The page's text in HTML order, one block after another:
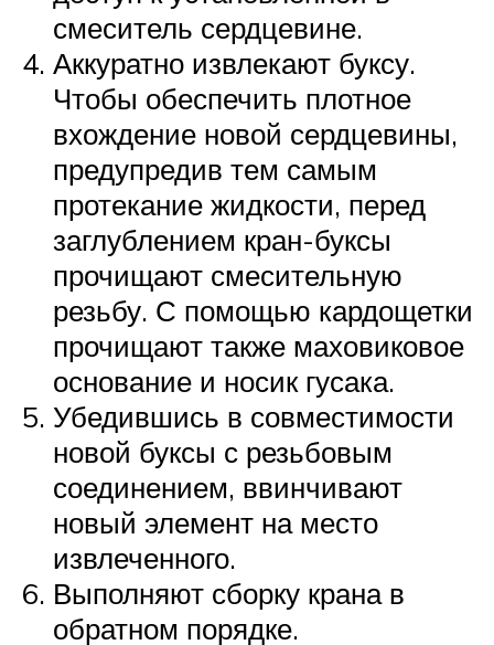
смеситель сердцевине.
Аккуратно извлекают буксу.
Чтобы обеспечить плотное
вхождение новой сердцевины,
предупредив тем самым
протекание жидкости, перед
заглублением кран-буксы
прочищают смесительную
резьбу. С помощью кардощетки
прочищают также маховиковое
основание и носик гусака.
Убедившись в совместимости
новой буксы с резьбовым
соединением, ввинчивают
новый элемент на место
извлеченного.
Выполняют сборку крана в
обратном порядке.